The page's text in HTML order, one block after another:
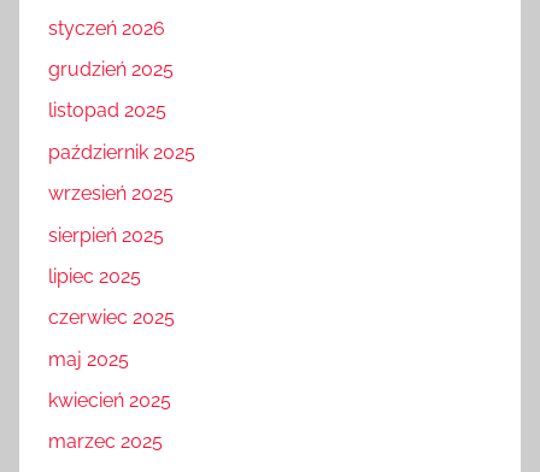
styczeń 2026
grudzień 2025
listopad 2025
październik 2025
wrzesień 2025
sierpień 2025
lipiec 2025
czerwiec 2025
maj 2025
kwiecień 2025
marzec 2025